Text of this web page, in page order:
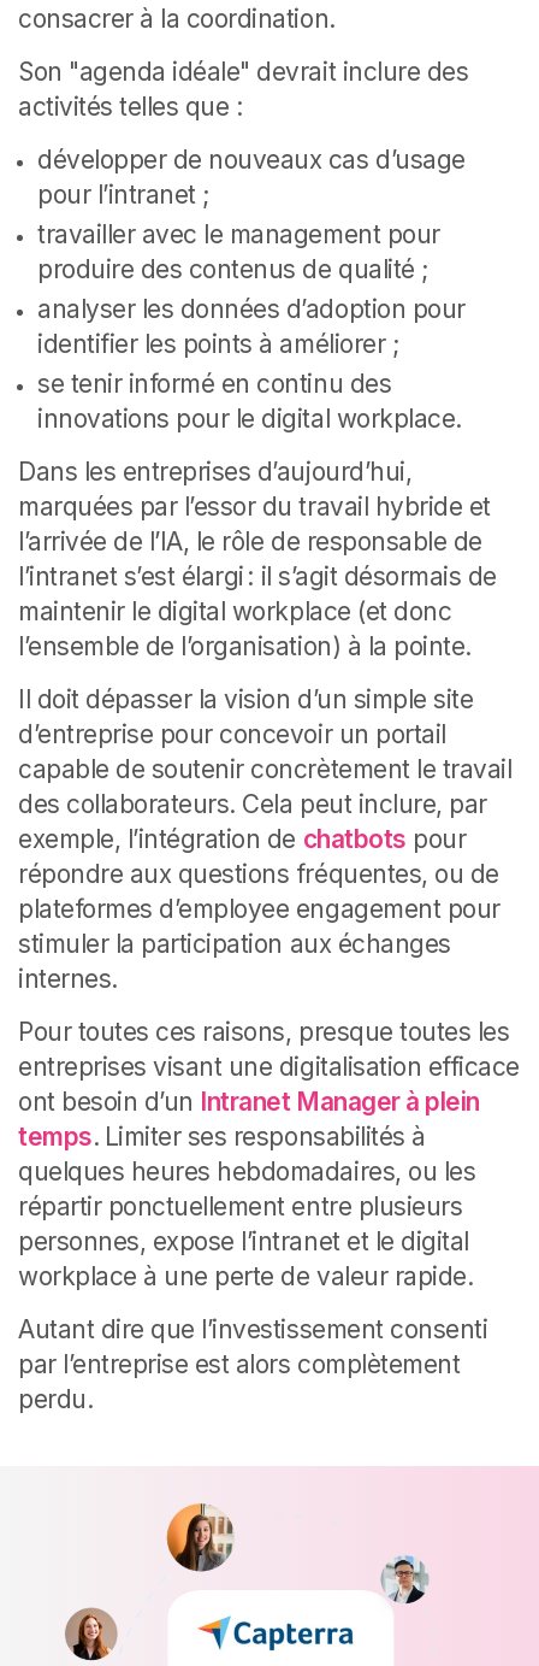
consacrer à la coordination.
Son "agenda idéale" devrait inclure des
activités telles que :
développer de nouveaux cas d’usage
pour l’intranet ;
travailler avec le management pour
produire des contenus de qualité ;
analyser les données d’adoption pour
identifier les points à améliorer ;
se tenir informé en continu des
innovations pour le digital workplace.
Dans les entreprises d’aujourd’hui,
marquées par l’essor du travail hybride et
l’arrivée de l’IA, le rôle de responsable de
l’intranet s’est élargi : il s’agit désormais de
maintenir le digital workplace (et donc
l’ensemble de l’organisation) à la pointe.
Il doit dépasser la vision d’un simple site
d’entreprise pour concevoir un portail
capable de soutenir concrètement le travail
des collaborateurs. Cela peut inclure, par
exemple, l’intégration de chatbots pour
répondre aux questions fréquentes, ou de
plateformes d’employee engagement pour
stimuler la participation aux échanges
internes.
Pour toutes ces raisons, presque toutes les
entreprises visant une digitalisation efficace
ont besoin d’un Intranet Manager à plein
temps. Limiter ses responsabilités à
quelques heures hebdomadaires, ou les
répartir ponctuellement entre plusieurs
personnes, expose l’intranet et le digital
workplace à une perte de valeur rapide.
Autant dire que l’investissement consenti
par l’entreprise est alors complètement
perdu.